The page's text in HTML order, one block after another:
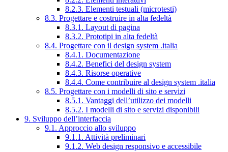
8.2.3. Elementi testuali (microtesti)
8.3. Progettare e costruire in alta fedeltà
8.3.1. Layout di pagina
8.3.2. Prototipi in alta fedeltà
8.4. Progettare con il design system .italia
8.4.1. Documentazione
8.4.2. Benefici del design system
8.4.3. Risorse operative
8.4.4. Come contribuire al design system .italia
8.5. Progettare con i modelli di sito e servizi
8.5.1. Vantaggi dell’utilizzo dei modelli
8.5.2. I modelli di sito e servizi disponibili
9. Sviluppo dell’interfaccia
9.1. Approccio allo sviluppo
9.1.1. Attività preliminari
9.1.2. Web design responsivo e accessibile